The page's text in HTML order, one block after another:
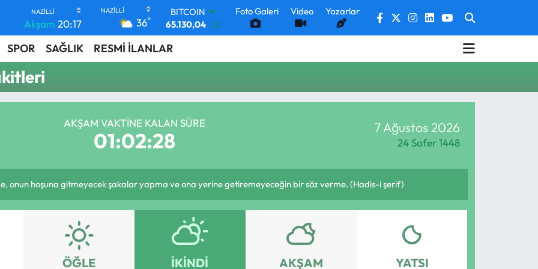
Akşam 20:17 36°
BITCOIN
65.130,04 1.2
DOLAR
47,7106
EURO
64,4046 0.35
6618.49 2.12
BİST100
13.773
Foto Galeri Video Yazarlar
SPOR SAĞLIK RESMİ İLANLAR
AKŞAM VAKTINE KALAN SÜRE
01:02:28
7 Ağustos 2026
24 Safer 1448
onun hoşuna gitmeyecek şakalar yapma ve ona yerine getiremeyeceğin bir söz verme. (Hadis-i şerif)
ÖĞLE İKINDI AKŞAM YATSI